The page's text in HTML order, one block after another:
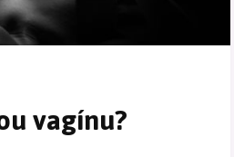
vagínu?